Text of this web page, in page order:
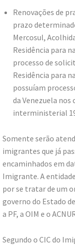
Renovações de
prazo
Mercosul,
Residência para
processo de
Residência para
possuíam
da Venezuela
interministerial
Somente serão
imigrantes que já
encaminhados em
Imigrante. A
por se tratar de um
governo do Estado
a PF, a OIM e o
Segundo o CIC do